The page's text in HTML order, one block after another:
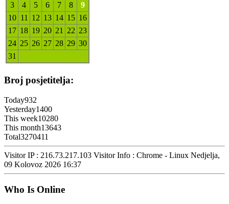
3
4 5 6 7 8
9
10 11 12 13 14 15 16
17 18 19 20 21 22 23
24 25 26 27 28 29 30
31
Broj posjetitelja:
Today932
Yesterday1400
This week10280
This month13643
Total3270411
Visitor IP : 216.73.217.103 Visitor Info : Chrome - Linux Nedjelja,
09 Kolovoz 2026 16:37
Who Is Online